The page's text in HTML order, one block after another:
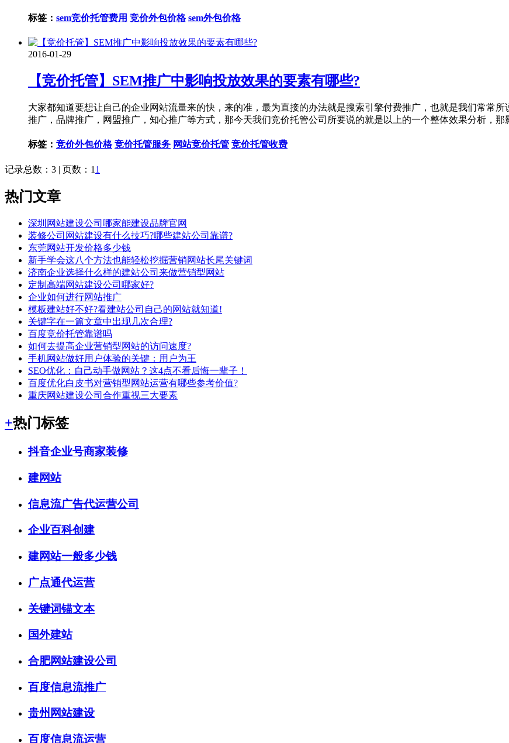
标签： sem竞价托管费用 竞价外包价格 sem外包价格
2016-01-29
【竞价托管】SEM推广中影响投放效果的要素有哪些?
大家都知道要想让自己的企业网站流量来的快，来的准，最为直接的办法就是搜索引擎付费推广，也就是我们常常所
推广，品牌推广，网盟推广，知心推广等方式，那今天我们竞价托管公司所要说的就是以上的一个整体效果分析，那
标签： 竞价外包价格 竞价托管服务 网站竞价托管 竞价托管收费
记录总数：3 | 页数：1 1
热门文章
深圳网站建设公司哪家能建设品牌官网
装修公司网站建设有什么技巧?哪些建站公司靠谱?
东莞网站开发价格多少钱
新手学会这八个方法也能轻松挖掘营销网站长尾关键词
济南企业选择什么样的建站公司来做营销型网站
定制高端网站建设公司哪家好?
企业如何进行网站推广
模板建站好不好?看建站公司自己的网站就知道!
关键字在一篇文章中出现几次合理?
百度竞价托管靠谱吗
如何去提高企业营销型网站的访问速度?
手机网站做好用户体验的关键：用户为王
SEO优化：自己动手做网站？这4点不看后悔一辈子！
百度优化白皮书对营销型网站运营有哪些参考价值?
重庆网站建设公司合作重视三大要素
+热门标签
抖音企业号商家装修
建网站
信息流广告代运营公司
企业百科创建
建网站一般多少钱
广点通代运营
关键词锚文本
国外建站
合肥网站建设公司
百度信息流推广
贵州网站建设
百度信息流运营